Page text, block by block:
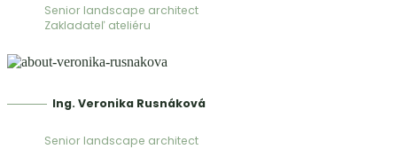
Senior landscape architect
Zakladateľ ateliéru
Ing. Veronika Rusnáková
Senior landscape architect